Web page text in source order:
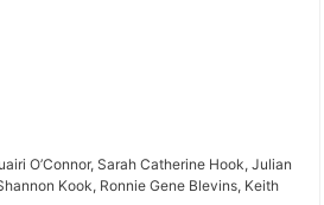
O’Connor, Sarah Catherine Hook, Julian
Kook, Ronnie Gene Blevins, Keith